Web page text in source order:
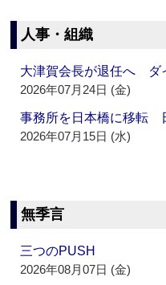
人事・組織
大津賀会長が退任へ ダ
2026年07月24日 (金)
事務所を日本橋に移転
2026年07月15日 (水)
無季言
三つのPUSH
2026年08月07日 (金)